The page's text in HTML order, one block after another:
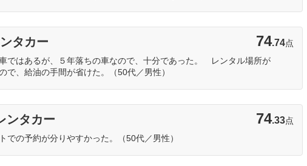
タカー 74.74点
ではあるが、５年落ちの車なので、十分であった。 レンタル場所が
で、給油の手間が省けた。（50代／男性）
ンタカー 74.33点
での予約が分りやすかった。（50代／男性）